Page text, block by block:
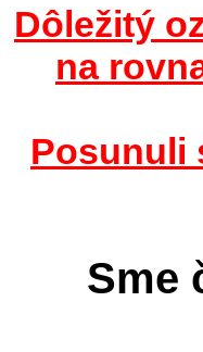
Dôležitý
na
Posunuli